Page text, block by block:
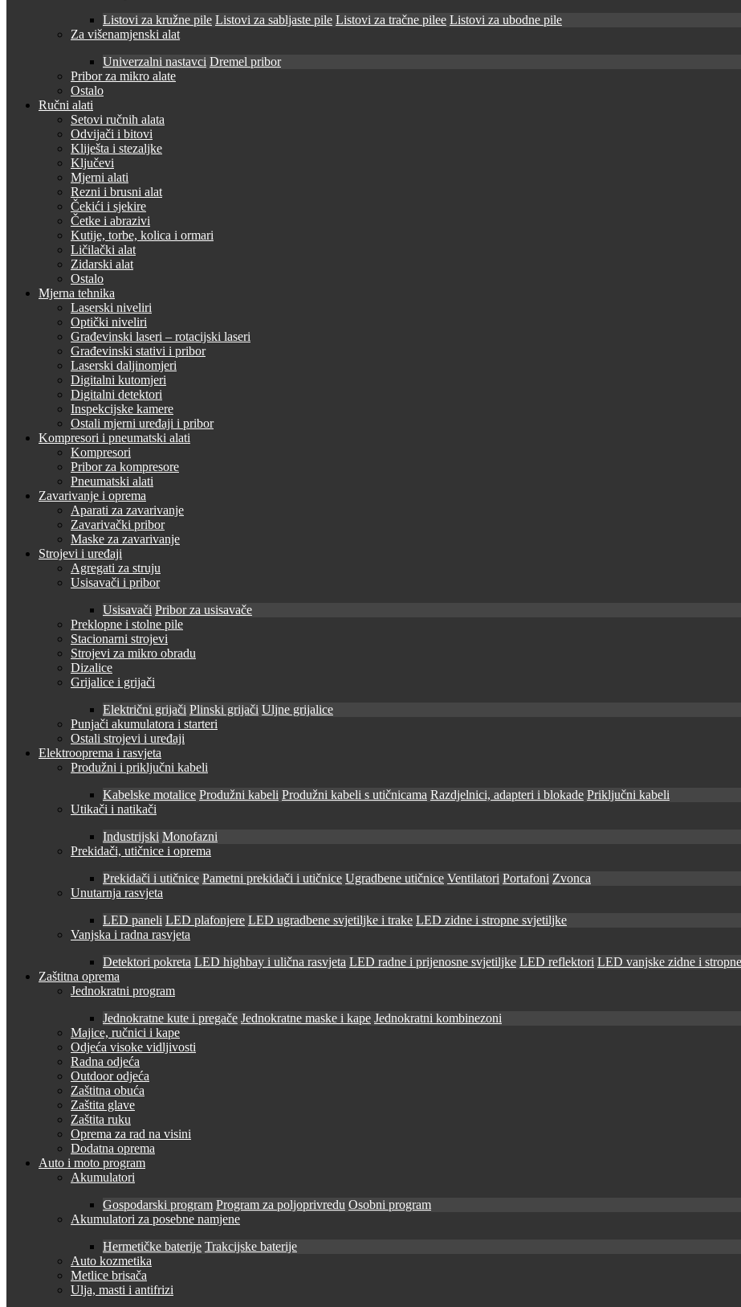
Listovi za kružne pile Listovi za sabljaste pile Listovi za tračne pilee Listovi za ubodne pile
Za višenamjenski alat
Univerzalni nastavci Dremel pribor
Pribor za mikro alate
Ostalo
Ručni alati
Setovi ručnih alata
Odvijači i bitovi
Kliješta i stezaljke
Ključevi
Mjerni alati
Rezni i brusni alat
Čekići i sjekire
Četke i abrazivi
Kutije, torbe, kolica i ormari
Ličilački alat
Zidarski alat
Ostalo
Mjerna tehnika
Laserski niveliri
Optički niveliri
Građevinski laseri – rotacijski laseri
Građevinski stativi i pribor
Laserski daljinomjeri
Digitalni kutomjeri
Digitalni detektori
Inspekcijske kamere
Ostali mjerni uređaji i pribor
Kompresori i pneumatski alati
Kompresori
Pribor za kompresore
Pneumatski alati
Zavarivanje i oprema
Aparati za zavarivanje
Zavarivački pribor
Maske za zavarivanje
Strojevi i uređaji
Agregati za struju
Usisavači i pribor
Usisavači Pribor za usisavače
Preklopne i stolne pile
Stacionarni strojevi
Strojevi za mikro obradu
Dizalice
Grijalice i grijači
Električni grijači Plinski grijači Uljne grijalice
Punjači akumulatora i starteri
Ostali strojevi i uređaji
Elektrooprema i rasvjeta
Produžni i priključni kabeli
Kabelske motalice Produžni kabeli Produžni kabeli s utičnicama Razdjelnici, adapteri i blokade Priključni kabeli
Utikači i natikači
Industrijski Monofazni
Prekidači, utičnice i oprema
Prekidači i utičnice Pametni prekidači i utičnice Ugradbene utičnice Ventilatori Portafoni Zvonca
Unutarnja rasvjeta
LED paneli LED plafonjere LED ugradbene svjetiljke i trake LED zidne i stropne svjetiljke
Vanjska i radna rasvjeta
Detektori pokreta LED highbay i ulična rasvjeta LED radne i prijenosne svjetiljke LED reflektori LED vanjske zidne i
Zaštitna oprema
Jednokratni program
Jednokratne kute i pregače Jednokratne maske i kape Jednokratni kombinezoni
Majice, ručnici i kape
Odjeća visoke vidljivosti
Radna odjeća
Outdoor odjeća
Zaštitna obuća
Zaštita glave
Zaštita ruku
Oprema za rad na visini
Dodatna oprema
Auto i moto program
Akumulatori
Gospodarski program Program za poljoprivredu Osobni program
Akumulatori za posebne namjene
Hermetičke baterije Trakcijske baterije
Auto kozmetika
Metlice brisača
Ulja, masti i antifrizi